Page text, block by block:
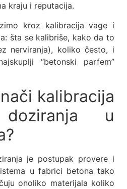
kraju i reputacija.
kroz kalibracija vage i
šta se kalibriše, kako da to
nerviranja), koliko često, i
“betonski parfem”
kalibracija
u
je postupak provere i
u fabrici betona tako
onoliko materijala koliko